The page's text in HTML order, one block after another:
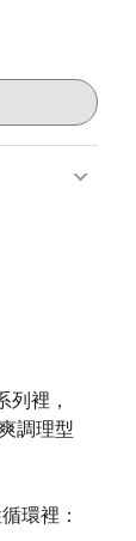
裡，
調理型
環裡：